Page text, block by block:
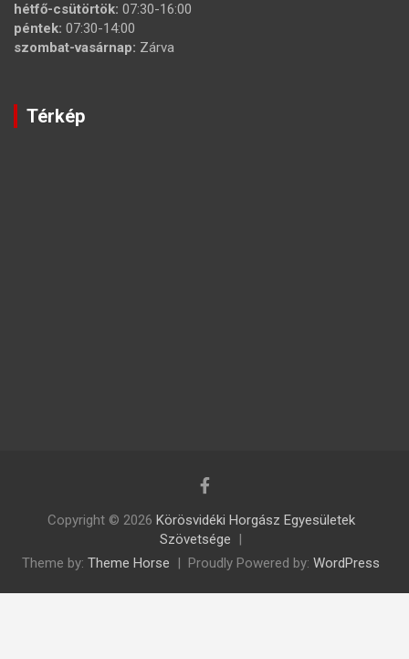
hétfő-csütörtök: 07:30-16:00
péntek: 07:30-14:00
szombat-vasárnap: Zárva
Térkép
Copyright © 2026 Körösvidéki Horgász Egyesületek
Szövetsége
Theme by: Theme Horse Proudly Powered by: WordPress